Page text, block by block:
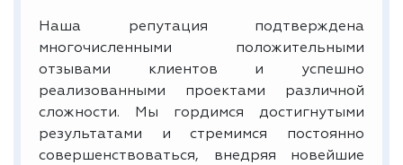
Наша репутация подтверждена
многочисленными положительными
отзывами клиентов и успешно
реализованными проектами различной
сложности. Мы гордимся достигнутыми
результатами и стремимся постоянно
совершенствоваться, внедряя новейшие